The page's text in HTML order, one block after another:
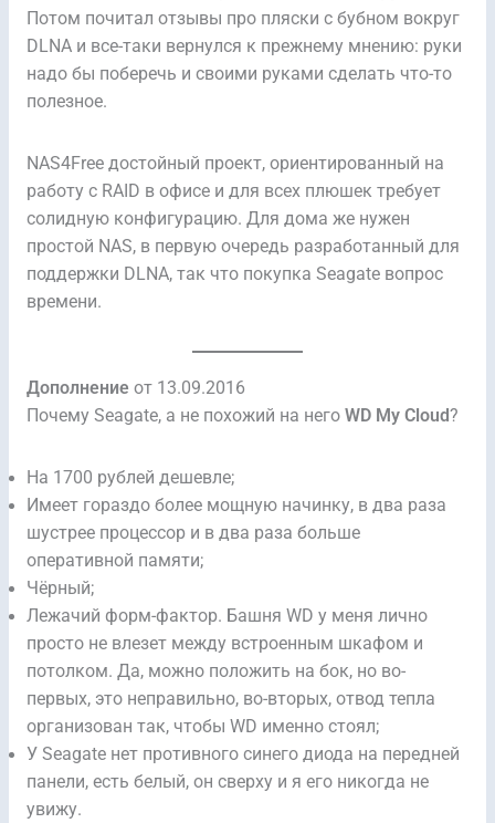
Потом почитал отзывы про пляски с бубном вокруг
DLNA и все-таки вернулся к прежнему мнению: руки
надо бы поберечь и своими руками сделать что-то
полезное.
NAS4Free достойный проект, ориентированный на
работу с RAID в офисе и для всех плюшек требует
солидную конфигурацию. Для дома же нужен
простой NAS, в первую очередь разработанный для
поддержки DLNA, так что покупка Seagate вопрос
времени.
Дополнение от 13.09.2016
Почему Seagate, а не похожий на него WD My Cloud?
На 1700 рублей дешевле;
Имеет гораздо более мощную начинку, в два раза
шустрее процессор и в два раза больше
оперативной памяти;
Чёрный;
Лежачий форм-фактор. Башня WD у меня лично
просто не влезет между встроенным шкафом и
потолком. Да, можно положить на бок, но во-
первых, это неправильно, во-вторых, отвод тепла
организован так, чтобы WD именно стоял;
У Seagate нет противного синего диода на передней
панели, есть белый, он сверху и я его никогда не
увижу.